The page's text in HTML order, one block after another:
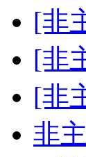
[非
[非
[非
非